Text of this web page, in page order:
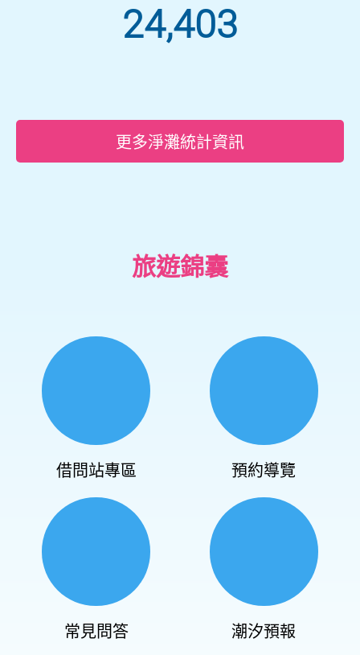
24,403
更多淨灘統計資訊
旅遊錦囊
借問站專區 預約導覽
常見問答 潮汐預報